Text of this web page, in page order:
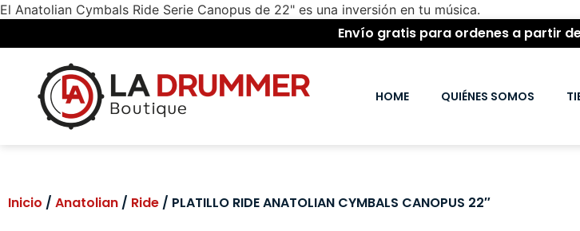
El Anatolian Cymbals Ride Serie Canopus de 22" es una inversión en tu música.
Envío gratis para ordenes a partir
HOME QUIÉNES SOMOS
Inicio / Anatolian / Ride / PLATILLO RIDE ANATOLIAN CYMBALS CANOPUS 22″